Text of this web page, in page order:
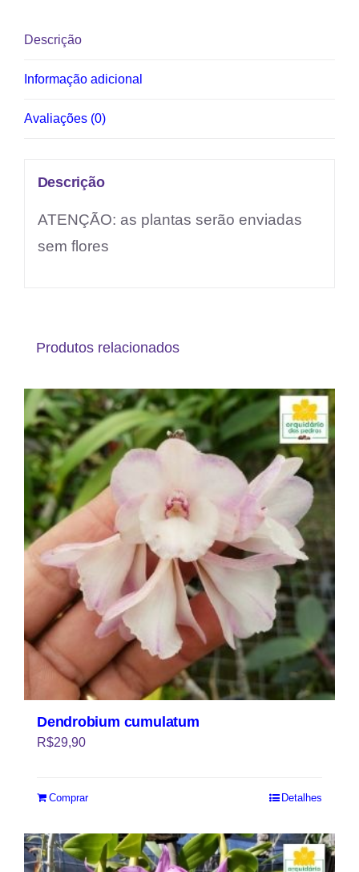
Descrição
Informação adicional
Avaliações (0)
Descrição
ATENÇÃO: as plantas serão enviadas
sem flores
Produtos relacionados
Dendrobium cumulatum
R$29,90
Comprar Detalhes